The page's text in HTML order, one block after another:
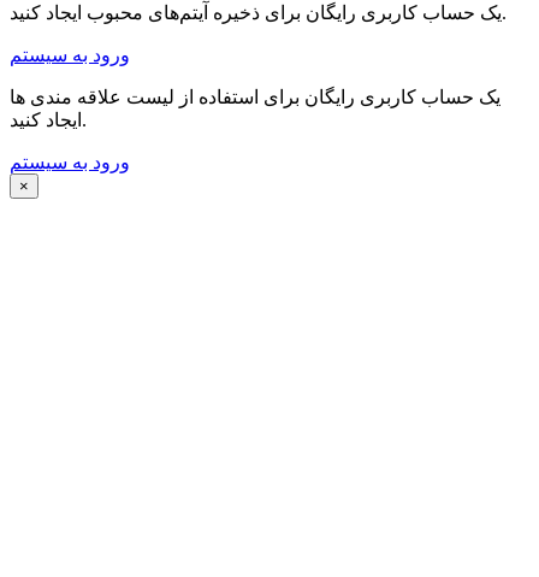
یک حساب کاربری رایگان برای ذخیره آیتم‌های محبوب ایجاد کنید.
ورود به سیستم
یک حساب کاربری رایگان برای استفاده از لیست علاقه مندی ها
ایجاد کنید.
ورود به سیستم
×